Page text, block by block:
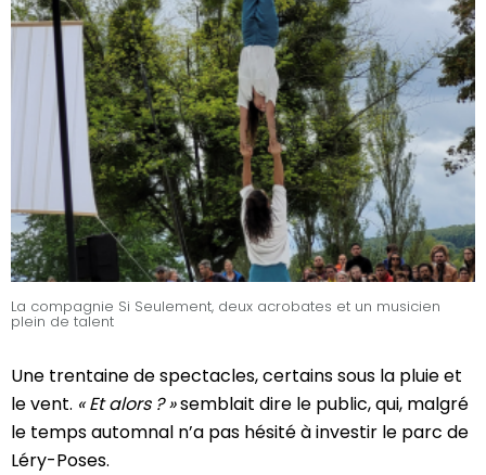
La compagnie Si Seulement, deux acrobates et un musicien
plein de talent
Une trentaine de spectacles, certains sous la pluie et
le vent. « Et alors ? »semblait dire le public, qui, malgré
le temps automnal n’a pas hésité à investir le parc de
Léry-Poses.